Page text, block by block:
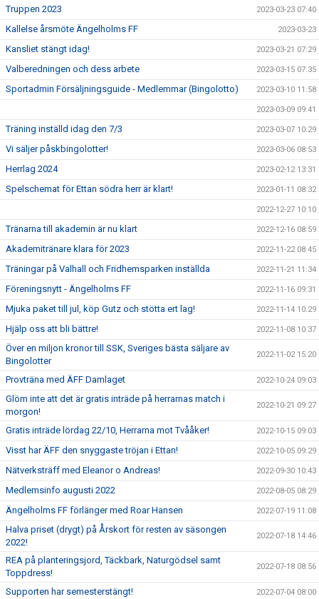
Truppen 2023 2023-03-23 07:40
Kallelse årsmöte Ängelholms FF 2023-03-23
Kansliet stängt idag! 2023-03-21 07:29
Valberedningen och dess arbete 2023-03-15 07:35
Sportadmin Försäljningsguide - Medlemmar (Bingolotto) 2023-03-10 11:58
2023-03-09 09:41
Träning inställd idag den 7/3 2023-03-07 10:29
Vi säljer påskbingolotter! 2023-03-06 08:53
Herrlag 2024 2023-02-12 13:31
Spelschemat för Ettan södra herr är klart! 2023-01-11 08:32
2022-12-27 10:10
Tränarna till akademin är nu klart 2022-12-16 08:59
Akademitränare klara för 2023 2022-11-22 08:45
Träningar på Valhall och Fridhemsparken inställda 2022-11-21 11:34
Föreningsnytt - Ängelholms FF 2022-11-16 09:31
Mjuka paket till jul, köp Gutz och stötta ert lag! 2022-11-14 10:29
Hjälp oss att bli bättre! 2022-11-08 10:37
Över en miljon kronor till SSK, Sveriges bästa säljare av
Bingolotter
2022-11-02 15:20
Provträna med ÄFF Damlaget 2022-10-24 09:03
Glöm inte att det är gratis inträde på herrarnas match i
morgon!
2022-10-21 09:27
Gratis inträde lördag 22/10, Herrarna mot Tvååker! 2022-10-15 09:03
Visst har ÄFF den snyggaste tröjan i Ettan! 2022-10-05 09:29
Nätverksträff med Eleanor o Andreas! 2022-09-30 10:43
Medlemsinfo augusti 2022 2022-08-05 08:29
Ängelholms FF förlänger med Roar Hansen 2022-07-19 11:08
Halva priset (drygt) på Årskort för resten av säsongen
2022!
2022-07-18 14:46
REA på planteringsjord, Täckbark, Naturgödsel samt
Toppdress!
2022-07-18 08:56
Supporten har semesterstängt! 2022-07-04 08:00